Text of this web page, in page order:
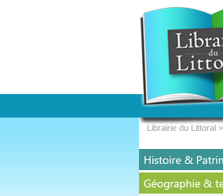
Librairie du Littoral >